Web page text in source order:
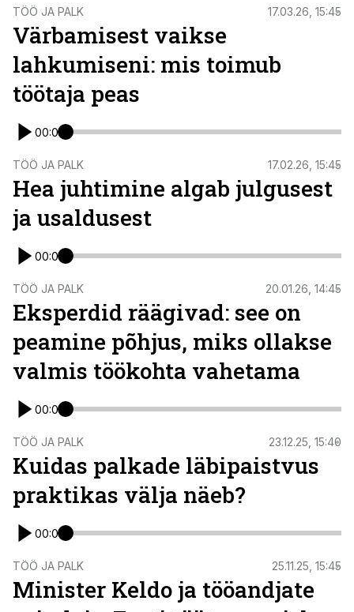
TÖÖ JA PALK 17.03.26, 15:45
Värbamisest vaikse
lahkumiseni: mis toimub
töötaja peas
00:00
TÖÖ JA PALK 17.02.26, 15:45
Hea juhtimine algab julgusest
ja usaldusest
00:00
TÖÖ JA PALK 20.01.26, 14:45
Eksperdid räägivad: see on
peamine põhjus, miks ollakse
valmis töökohta vahetama
00:00
TÖÖ JA PALK 23.12.25, 15:40
Kuidas palkade läbipaistvus
praktikas välja näeb?
00:00
TÖÖ JA PALK 25.11.25, 15:45
Minister Keldo ja tööandjate